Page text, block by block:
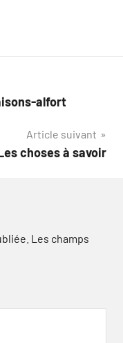
alfort
Article suivant
choses à savoir
Les champs